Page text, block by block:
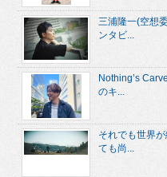
三浦隆一(空想
ンタビ...
Nothing’s
のキ...
それでも世界
ても尚...